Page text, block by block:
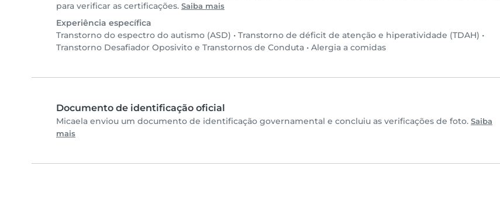
para verificar as certificações. Saiba mais
Experiência específica
Transtorno do espectro do autismo (ASD) • Transtorno de déficit de atenção e hiperatividade (TDAH) •
Transtorno Desafiador Oposivito e Transtornos de Conduta • Alergia a comidas
Documento de identificação oficial
Micaela enviou um documento de identificação governamental e concluiu as verificações de foto. Saiba
mais